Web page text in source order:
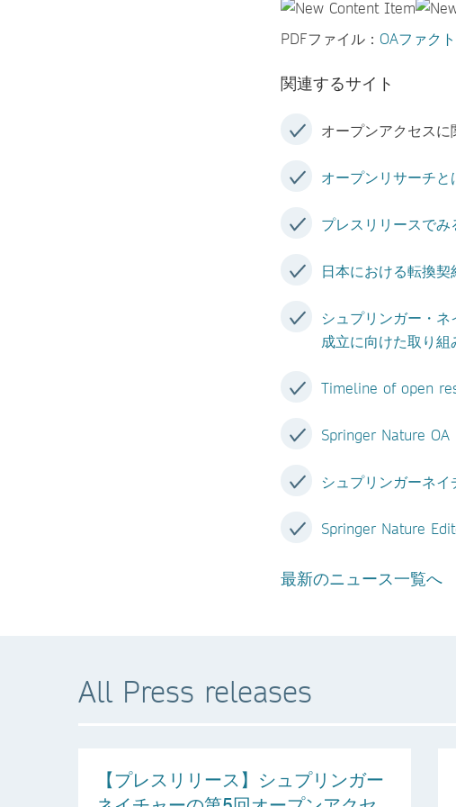
PDFファイル： OAファク
関連するサイト
オープンアクセスに
オープンリサーチ
プレスリリースで
日本における転換
シュプリンガー・
成立に向けた取り組
Timeline of open
Springer Nature
シュプリンガーネ
Springer Nature
最新のニュース一覧へ
All Press releases
【プレスリリース】シュプリンガー